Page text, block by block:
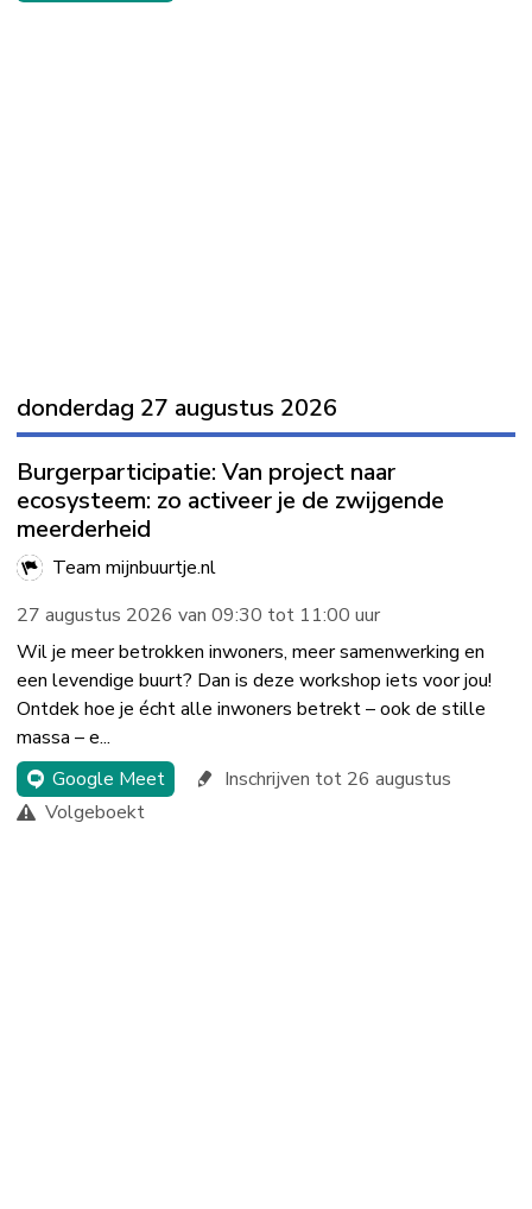
donderdag 27 augustus 2026
Burgerparticipatie: Van project naar
ecosysteem: zo activeer je de zwijgende
meerderheid
Team mijnbuurtje.nl
27 augustus 2026 van 09:30 tot 11:00 uur
Wil je meer betrokken inwoners, meer samenwerking en
een levendige buurt? Dan is deze workshop iets voor jou!
Ontdek hoe je écht alle inwoners betrekt – ook de stille
massa – e...
Google Meet
Inschrijven tot 26 augustus
Volgeboekt